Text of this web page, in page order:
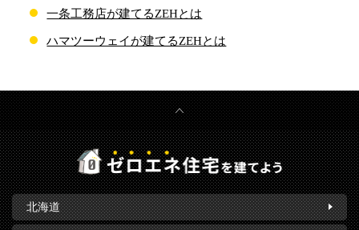
一条工務店が建てるZEHとは
ハマツーウェイが建てるZEHとは
北海道